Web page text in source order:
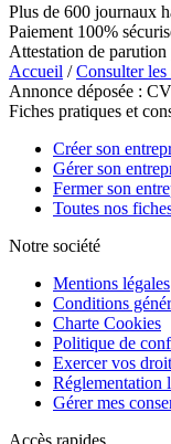
Plus de 600 journaux
Paiement 100%
Attestation de
Accueil /Consulter les
Annonce déposée :
Fiches pratiques et
Créer son
Gérer son
Fermer son
Toutes nos
Notre société
Mentions légales
Conditions
Charte Cookies
Politique de
Exercer vos
Réglementation
Gérer mes
Accès rapides